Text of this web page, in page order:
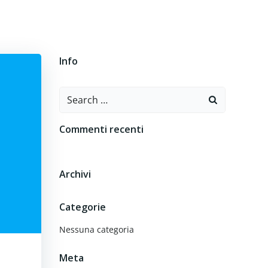
Info
Search
Commenti recenti
Archivi
Categorie
Nessuna categoria
Meta